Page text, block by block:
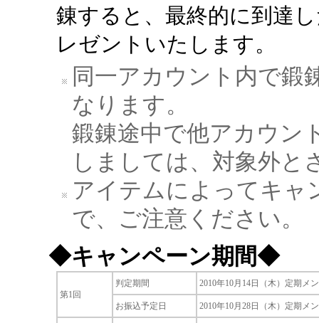
錬すると、最終的に到達
レゼントいたします。
同一アカウント内で鍛
なります。
鍛錬途中で他アカウン
しましては、対象外と
アイテムによってキャ
で、ご注意ください。
◆キャンペーン期間◆
第1回
判定期間 2010年10月14日（木）定期メ
お振込予定日 2010年10月28日（木）定期メ